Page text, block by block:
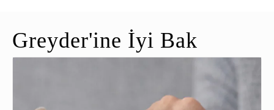
Greyder'ine İyi Bak